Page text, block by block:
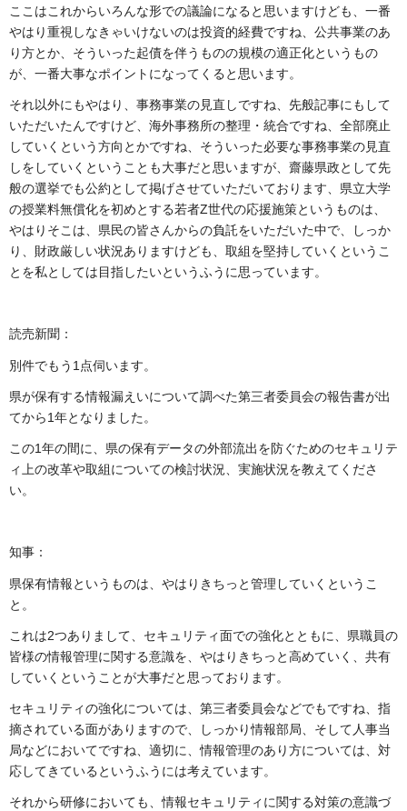
ここはこれからいろんな形での議論になると思いますけども、一番
やはり重視しなきゃいけないのは投資的経費ですね、公共事業のあ
り方とか、そういった起債を伴うものの規模の適正化というもの
が、一番大事なポイントになってくると思います。
それ以外にもやはり、事務事業の見直しですね、先般記事にもして
いただいたんですけど、海外事務所の整理・統合ですね、全部廃止
していくという方向とかですね、そういった必要な事務事業の見直
しをしていくということも大事だと思いますが、齋藤県政として先
般の選挙でも公約として掲げさせていただいております、県立大学
の授業料無償化を初めとする若者Z世代の応援施策というものは、
やはりそこは、県民の皆さんからの負託をいただいた中で、しっか
り、財政厳しい状況ありますけども、取組を堅持していくというこ
とを私としては目指したいというふうに思っています。
読売新聞：
別件でもう1点伺います。
県が保有する情報漏えいについて調べた第三者委員会の報告書が出
てから1年となりました。
この1年の間に、県の保有データの外部流出を防ぐためのセキュリテ
ィ上の改革や取組についての検討状況、実施状況を教えてくださ
い。
知事：
県保有情報というものは、やはりきちっと管理していくというこ
と。
これは2つありまして、セキュリティ面での強化とともに、県職員の
皆様の情報管理に関する意識を、やはりきちっと高めていく、共有
していくということが大事だと思っております。
セキュリティの強化については、第三者委員会などでもですね、指
摘されている面がありますので、しっかり情報部局、そして人事当
局などにおいてですね、適切に、情報管理のあり方については、対
応してきているというふうには考えています。
それから研修においても、情報セキュリティに関する対策の意識づ